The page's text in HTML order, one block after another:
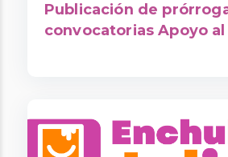
Publicación de
convocatorias Apoyo